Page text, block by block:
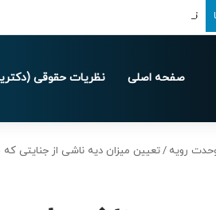
تمدید مهلت ارسال اظهارنامه‌های مالیاتی تا پایان
صفحه اصلی نظریات حقوقی
وحدت رویه /تعیین میزان دیه ناشی از جنایتی